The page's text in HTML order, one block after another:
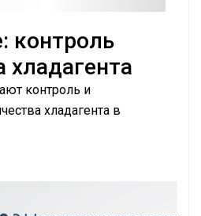
контроль
хладагента
контроль и
хладагента в